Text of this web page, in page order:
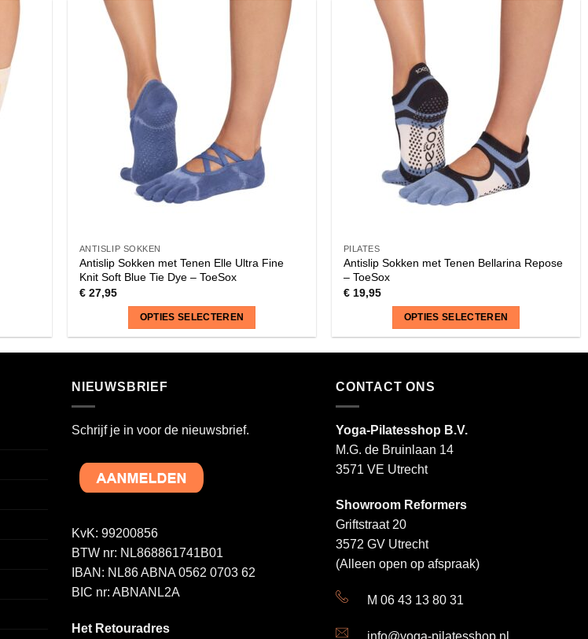
ANTISLIP SOKKEN
Antislip Sokken met Tenen Elle Ultra Fine
Knit Soft Blue Tie Dye – ToeSox
€27,95
OPTIES SELECTEREN
heeft
Deze
kan
gekozen
op
PILATES
Antislip Sokken met Tenen Bellarina Repose
– ToeSox
€19,95
OPTIES SELECTEREN
heeft
Deze
optie
kan
worden
op
de
productpagina
NIEUWSBRIEF
Schrijf je in voor de nieuwsbrief.
KvK: 99200856
BTW nr: NL868861741B01
IBAN: NL86 ABNA 0562 0703 62
BIC nr: ABNANL2A
Het Retouradres
CONTACT ONS
Yoga-Pilatesshop B.V.
M.G. de Bruinlaan 14
3571 VE Utrecht
Showroom Reformers
Griftstraat 20
3572 GV Utrecht
(Alleen open op afspraak)
M 06 43 13 80 31
info@yoga-pilatesshop.nl